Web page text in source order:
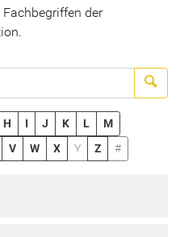
der
H I J K L
M
V W X Y Z #